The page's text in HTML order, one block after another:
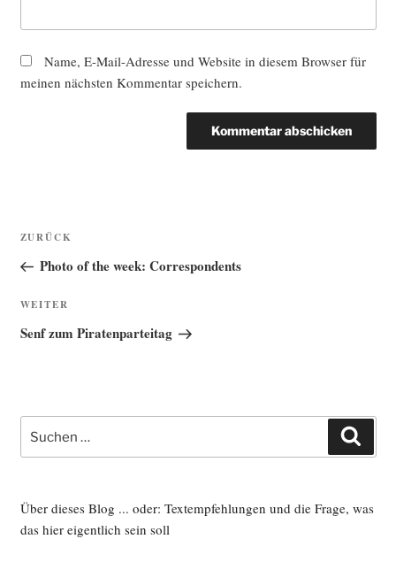
Name, E-Mail-Adresse und Website in diesem Browser für
meinen nächsten Kommentar speichern.
Beitragsnavigation
Vorheriger
Beitrag
ZURÜCK
Photo of the week: Correspondents
Nächster
Beitrag
WEITER
Senf zum Piratenparteitag
nach:
Über dieses Blog ... oder: Textempfehlungen und die Frage, was
das hier eigentlich sein soll